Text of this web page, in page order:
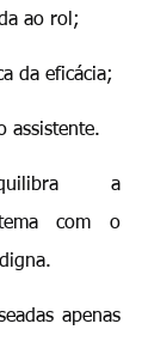
ao rol;
da eficácia;
assistente.
a
com o
apenas